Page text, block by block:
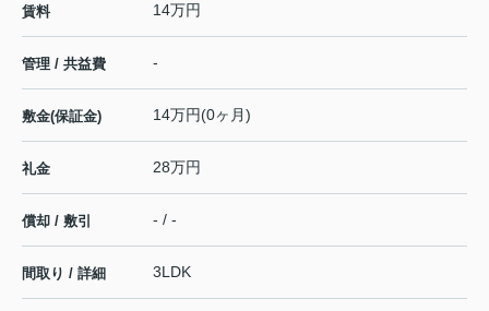
賃料 14万円
管理 / 共益費 -
敷金(保証金) 14万円(0ヶ月)
礼金 28万円
償却 / 敷引 - / -
間取り / 詳細 3LDK